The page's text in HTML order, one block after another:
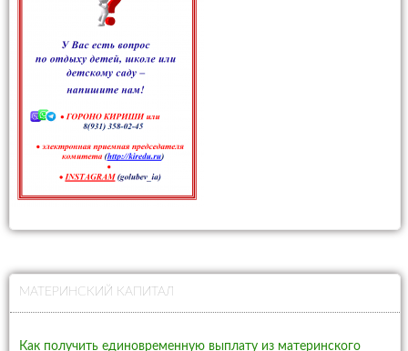
МАТЕРИНСКИЙ КАПИТАЛ
Как получить единовременную выплату из материнского